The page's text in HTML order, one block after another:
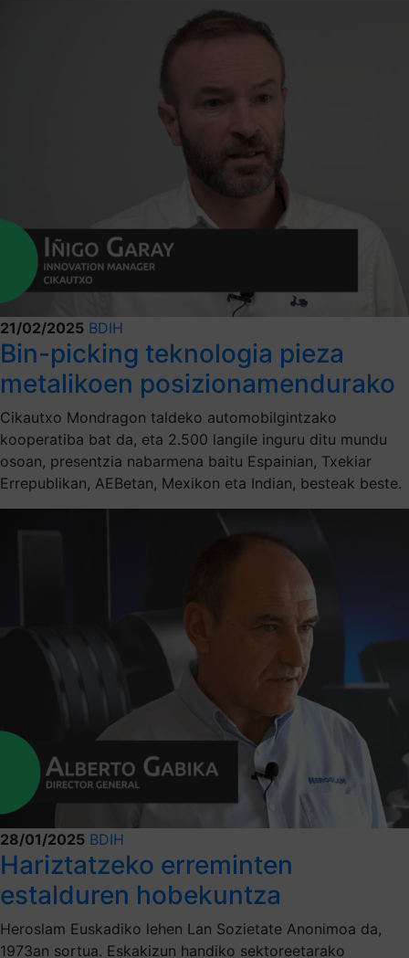
21/02/2025 BDIH
Bin-picking teknologia pieza
metalikoen posizionamendurako
Cikautxo Mondragon taldeko automobilgintzako
kooperatiba bat da, eta 2.500 langile inguru ditu mundu
osoan, presentzia nabarmena baitu Espainian, Txekiar
Errepublikan, AEBetan, Mexikon eta Indian, besteak beste.
28/01/2025 BDIH
Hariztatzeko erreminten
estalduren hobekuntza
Heroslam Euskadiko lehen Lan Sozietate Anonimoa da,
1973an sortua. Eskakizun handiko sektoreetarako